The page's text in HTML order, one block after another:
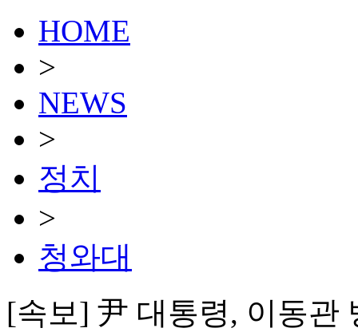
HOME
>
NEWS
>
정치
>
청와대
[속보] 尹 대통령, 이동관